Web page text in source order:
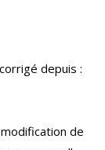
depuis :
de